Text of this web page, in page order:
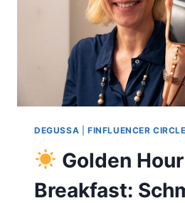
DER
KATEGORIE
FINANZIELLE
BILDUNG
DEGUSSA FINFLUENCER CIRCLE
Golden Hour
Breakfast: